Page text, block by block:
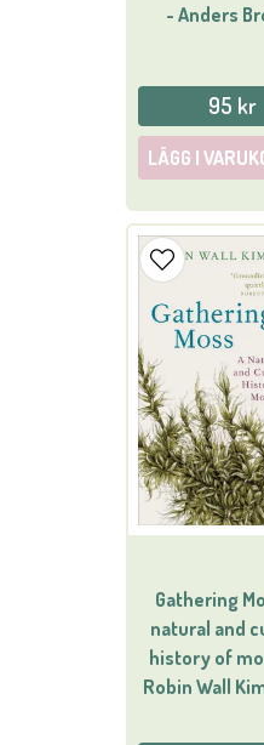
- Anders
95 kr
LÄGG I
Gathering
natural and
history of
Robin Wall